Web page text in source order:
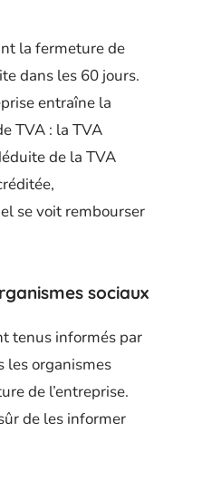
la fermeture de
dans les 60 jours.
entraîne la
TVA : la TVA
de la TVA
se voit rembourser
sociaux
tenus informés par
les organismes
de l’entreprise.
de les informer